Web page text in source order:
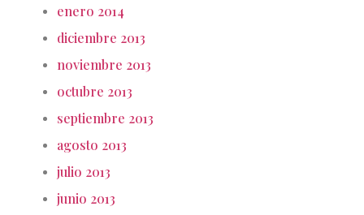
enero 2014
diciembre 2013
noviembre 2013
octubre 2013
septiembre 2013
agosto 2013
julio 2013
junio 2013